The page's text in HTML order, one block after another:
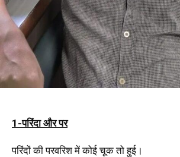
1-परिंदा और पर
परिंदों की परवरिश में कोई चूक तो हुई।